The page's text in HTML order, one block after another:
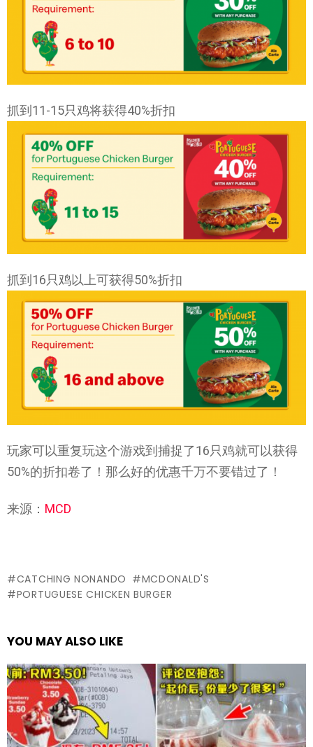
抓到11-15只鸡将获得40%折扣
抓到16只鸡以上可获得50%折扣
玩家可以重复玩这个游戏到捕捉了16只鸡就可以获得
50%的折扣卷了！那么好的优惠千万不要错过了！
来源： MCD
CATCHING NONANDO
MCDONALD'S
PORTUGUESE CHICKEN BURGER
YOU MAY ALSO LIKE